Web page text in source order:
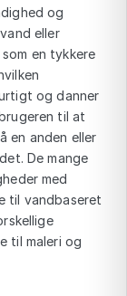
og
eller
en tykkere
og danner
til at
en anden eller
De mange
med
til vandbaseret
til maleri og